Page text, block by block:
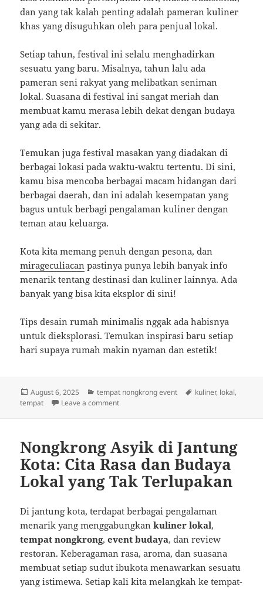
dan yang tak kalah penting adalah pameran kuliner
khas yang disuguhkan oleh para penjual lokal.
Setiap tahun, festival ini selalu menghadirkan
sesuatu yang baru. Misalnya, tahun lalu ada
pameran seni rakyat yang melibatkan seniman
lokal. Suasana di festival ini sangat meriah dan
membuat kamu merasa lebih dekat dengan budaya
yang ada di sekitar.
Temukan juga festival masakan yang diadakan di
berbagai lokasi pada waktu-waktu tertentu. Di sini,
kamu bisa mencoba berbagai macam hidangan dari
berbagai daerah, dan ini adalah kesempatan yang
bagus untuk berbagi pengalaman kuliner dengan
teman atau keluarga.
Kota kita memang penuh dengan pesona, dan
mirageculiacan pastinya punya lebih banyak info
menarik tentang destinasi dan kuliner lainnya. Ada
banyak yang bisa kita eksplor di sini!
Tips desain rumah minimalis nggak ada habisnya
untuk dieksplorasi. Temukan inspirasi baru setiap
hari supaya rumah makin nyaman dan estetik!
Posted
on
August 6, 2025 Categories
tempat nongkrong event Tags
kuliner, lokal,
tempat
Leave a commenton Makan, Nongkrong, dan Merayakan:
Nongkrong Asyik di Jantung
Kota: Cita Rasa dan Budaya
Lokal yang Tak Terlupakan
Di jantung kota, terdapat berbagai pengalaman
menarik yang menggabungkankuliner lokal,
tempat nongkrong,event budaya, dan review
restoran. Keberagaman rasa, aroma, dan suasana
membuat setiap sudut ibukota menawarkan sesuatu
yang istimewa. Setiap kali kita melangkah ke tempat-